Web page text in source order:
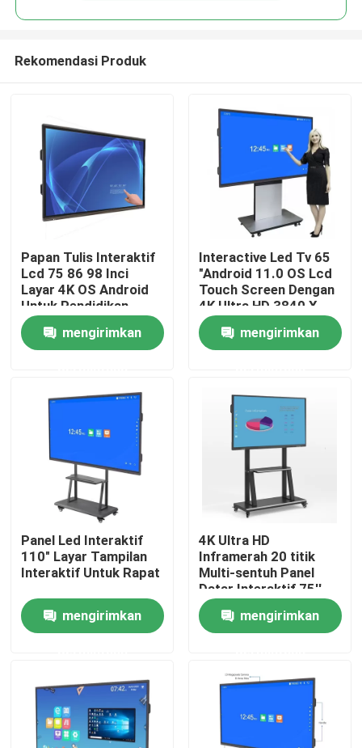
Rumah
Produk
Tentang kami
Tur Pabrik
Kontrol kualitas
Permintaan Penawaran
Papan tulis interaktif cerdas
Papan Tulis Interaktif Pendidikan
Rekomendasi Produk
Papan Tulis Interaktif
Lcd 75 86 98 Inci
Layar 4K OS Android
Untuk Pendidikan
mengirimkan
Interactive Led Tv 65
"Android 11.0 OS Lcd
Touch Screen Dengan
4K Ultra HD 3840 X
2160P
mengirimkan
Panel Led Interaktif
110" Layar Tampilan
Interaktif Untuk Rapat
mengirimkan
4K Ultra HD
Inframerah 20 titik
Multi-sentuh Panel
Datar Interaktif 75''
dengan Koneksi USB &
HDMI mengirimkan